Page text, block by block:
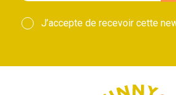
J’accepte de recevoir cette